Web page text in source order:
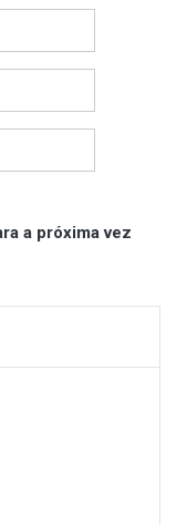
a próxima vez